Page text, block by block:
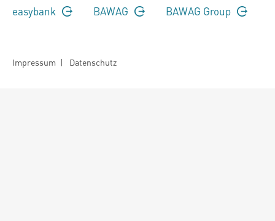
easybank BAWAG BAWAG Group
Impressum | Datenschutz